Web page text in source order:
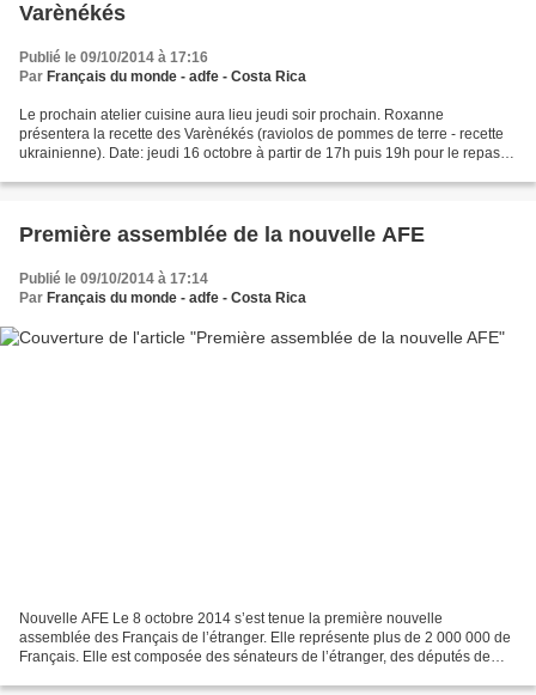
Varènékés
Publié le 09/10/2014 à 17:16
Par Français du monde - adfe - Costa Rica
Le prochain atelier cuisine aura lieu jeudi soir prochain. Roxanne
présentera la recette des Varènékés (raviolos de pommes de terre - recette
ukrainienne). Date: jeudi 16 octobre à partir de 17h puis 19h pour le repas.
Première assemblée de la nouvelle AFE
Publié le 09/10/2014 à 17:14
Par Français du monde - adfe - Costa Rica
Nouvelle AFE Le 8 octobre 2014 s’est tenue la première nouvelle
assemblée des Français de l’étranger. Elle représente plus de 2 000 000 de
Français. Elle est composée des sénateurs de l’étranger, des députés de